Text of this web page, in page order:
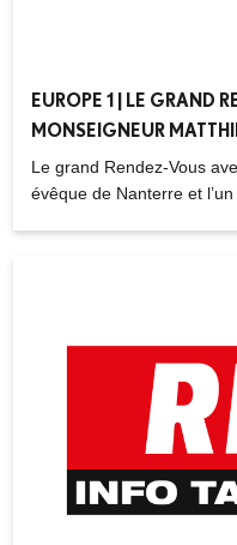
EUROPE 1 | LE GRAND
MONSEIGNEUR
Le grand Rendez-Vous
évêque de Nanterre et